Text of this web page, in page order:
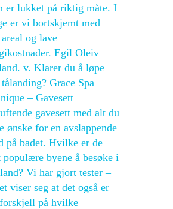
er lukket på riktig måte. I
er vi bortskjemt med
og lave
Egil Oleiv
v. Klarer du å løpe
Grace Spa
– Gavesett
gavesett med alt du
ønske for en avslappende
på badet. Hvilke er de
populære byene å besøke i
Vi har gjort tester –
viser seg at det også er
på hvilke